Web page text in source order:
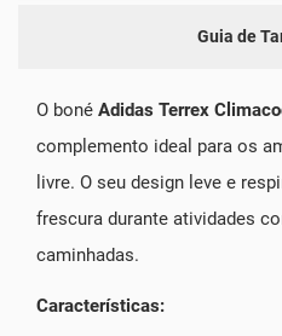
Guia de
O boné Adidas Terrex
complemento ideal para os
livre. O seu design leve e
frescura durante atividades
caminhadas.
Características: